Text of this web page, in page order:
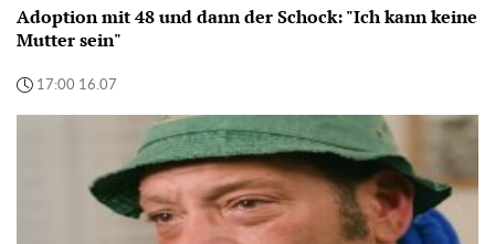
Adoption mit 48 und dann der Schock: "Ich kann keine
Mutter sein"
17:00 16.07